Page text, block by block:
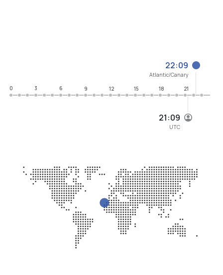
21:09
UTC
22:09
Atlantic/Canary
0
3 6 9 12 15 18 21